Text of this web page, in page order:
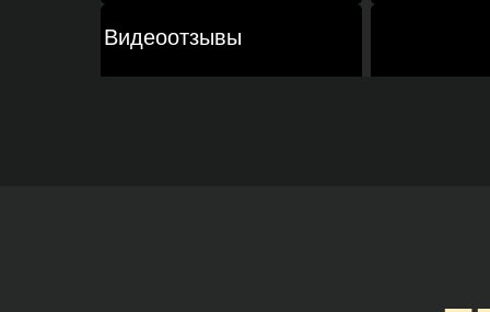
Видеоотзывы